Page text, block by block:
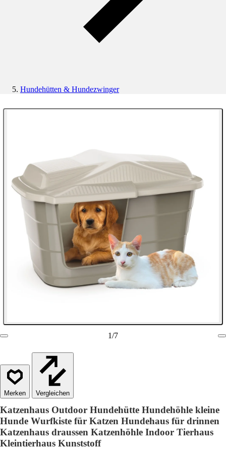
Hundehütten & Hundezwinger
1/7
Vergleichen
Katzenhaus Outdoor Hundehütte Hundehöhle kleine
Hunde Wurfkiste für Katzen Hundehaus für drinnen
Katzenhaus draussen Katzenhöhle Indoor Tierhaus
Kleintierhaus Kunststoff